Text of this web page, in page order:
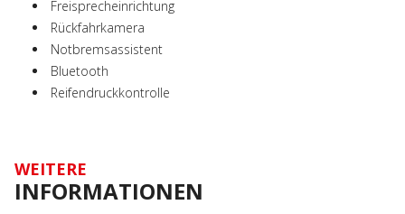
Freisprecheinrichtung
Rückfahrkamera
Notbremsassistent
Bluetooth
Reifendruckkontrolle
WEITERE
INFORMATIONEN